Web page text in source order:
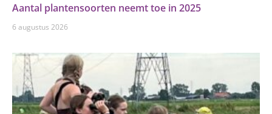
Aantal plantensoorten neemt toe in 2025
6 augustus 2026